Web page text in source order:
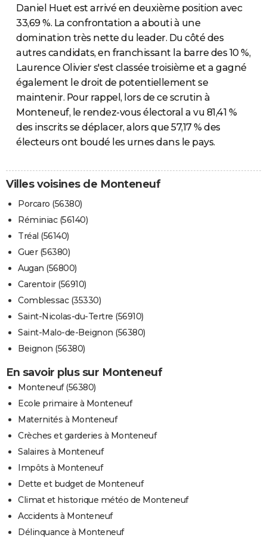
Daniel Huet est arrivé en deuxième position avec
33,69 %. La confrontation a abouti à une
domination très nette du leader. Du côté des
autres candidats, en franchissant la barre des 10 %,
Laurence Olivier s'est classée troisième et a gagné
également le droit de potentiellement se
maintenir. Pour rappel, lors de ce scrutin à
Monteneuf, le rendez-vous électoral a vu 81,41 %
des inscrits se déplacer, alors que 57,17 % des
électeurs ont boudé les urnes dans le pays.
Villes voisines de Monteneuf
Porcaro (56380)
Réminiac (56140)
Tréal (56140)
Guer (56380)
Augan (56800)
Carentoir (56910)
Comblessac (35330)
Saint-Nicolas-du-Tertre (56910)
Saint-Malo-de-Beignon (56380)
Beignon (56380)
En savoir plus sur Monteneuf
Monteneuf (56380)
Ecole primaire à Monteneuf
Maternités à Monteneuf
Crèches et garderies à Monteneuf
Salaires à Monteneuf
Impôts à Monteneuf
Dette et budget de Monteneuf
Climat et historique météo de Monteneuf
Accidents à Monteneuf
Délinquance à Monteneuf